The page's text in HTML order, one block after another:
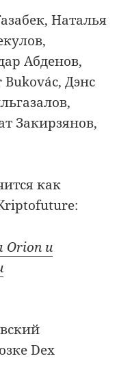
Наталья
Абденов,
Дэнс
Закирзянов,
как
Orion и
Dex